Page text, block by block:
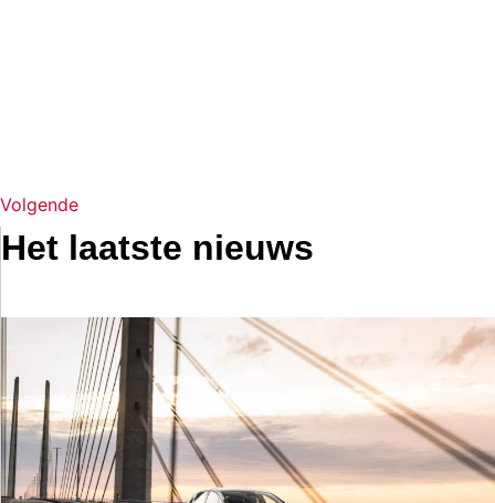
Volgende
Het laatste nieuws